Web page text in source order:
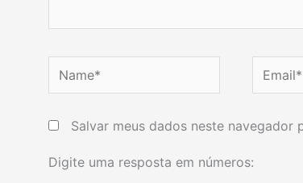
Name* Email*
Salvar meus dados neste navegador
Digite uma resposta em números: